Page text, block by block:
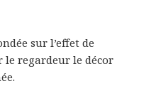
sur l’effet de
regardeur le décor